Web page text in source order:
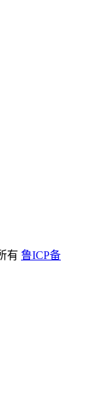
有 鲁ICP备